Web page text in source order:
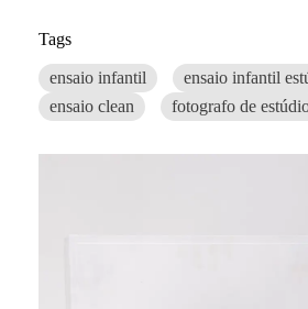
Tags
ensaio infantil
ensaio infantil
ensaio clean
fotografo de